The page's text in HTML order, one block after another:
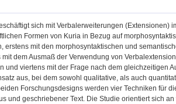
sich mit Verbalerweiterungen (Extensionen)
Formen von Kuria in Bezug auf
erstens mit den morphosyntaktischen und
dem Ausmaß der Verwendung von
und viertens mit der Frage nach dem gleichzeitigen
aus, bei dem sowohl qualitative, als auch
Forschungsdesigns werden vier Techniken für
und geschriebener Text. Die Studie orientiert sich